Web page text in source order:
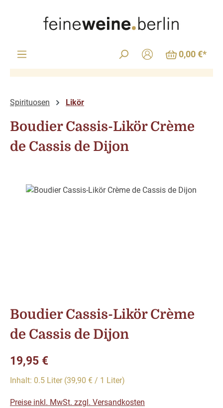
0,00 €*
Spirituosen Likör
Boudier Cassis-Likör Crème
de Cassis de Dijon
Bildergalerie überspringen
Boudier Cassis-Likör Crème
de Cassis de Dijon
Regulärer Preis:
19,95 €
Inhalt: 0.5 Liter (39,90 € / 1 Liter)
Preise inkl. MwSt. zzgl. Versandkosten